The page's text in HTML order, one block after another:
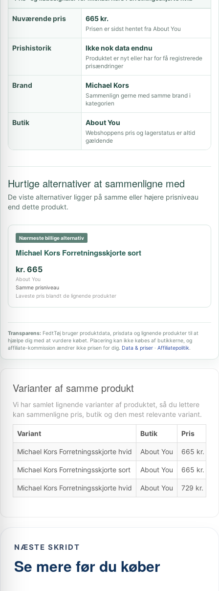
Nuværende pris 665 kr.
Prisen er sidst hentet fra About You
Prishistorik Ikke nok data endnu
Produktet er nyt eller har for få registrerede
prisændringer
Brand Michael Kors
Sammenlign gerne med samme brand i
kategorien
Butik About You
Webshoppens pris og lagerstatus er altid
gældende
Hurtige alternativer at sammenligne med
De viste alternativer ligger på samme eller højere prisniveau
end dette produkt.
Nærmeste billige alternativ
Michael Kors Forretningsskjorte sort
kr. 665
About You
Samme prisniveau
Laveste pris blandt de lignende produkter
Transparens: FedtTøj bruger produktdata, prisdata og lignende produkter til at
hjælpe dig med at vurdere købet. Placering kan ikke købes af butikkerne, og
affiliate-kommission ændrer ikke prisen for dig. Data & priser · Affiliatepolitik.
Varianter af samme produkt
Vi har samlet lignende varianter af produktet, så du lettere
kan sammenligne pris, butik og den mest relevante variant.
Variant Butik Pris
Michael Kors Forretningsskjorte hvid About You 665 kr.
Michael Kors Forretningsskjorte sort About You 665 kr.
Michael Kors Forretningsskjorte hvid About You 729 kr.
NÆSTE SKRIDT
Se mere før du køber